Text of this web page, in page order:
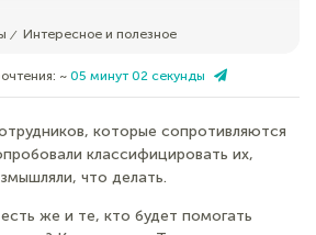
⁄ Интересное и полезное
~ 05 минут 02 секунды
которые сопротивляются
классифицировать их,
что делать.
же и те, кто будет помогать